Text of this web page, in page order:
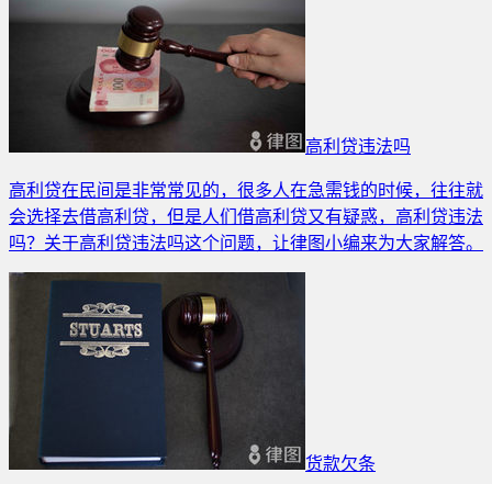
高利贷违法吗
高利贷在民间是非常常见的，很多人在急需钱的时候，往往就
会选择去借高利贷，但是人们借高利贷又有疑惑，高利贷违法
吗？关于高利贷违法吗这个问题，让律图小编来为大家解答。
货款欠条